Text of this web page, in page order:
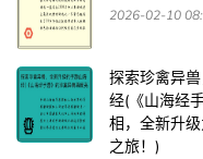
2026-02-10
探索珍禽异
经(《山海经
相，全新升
之旅！)